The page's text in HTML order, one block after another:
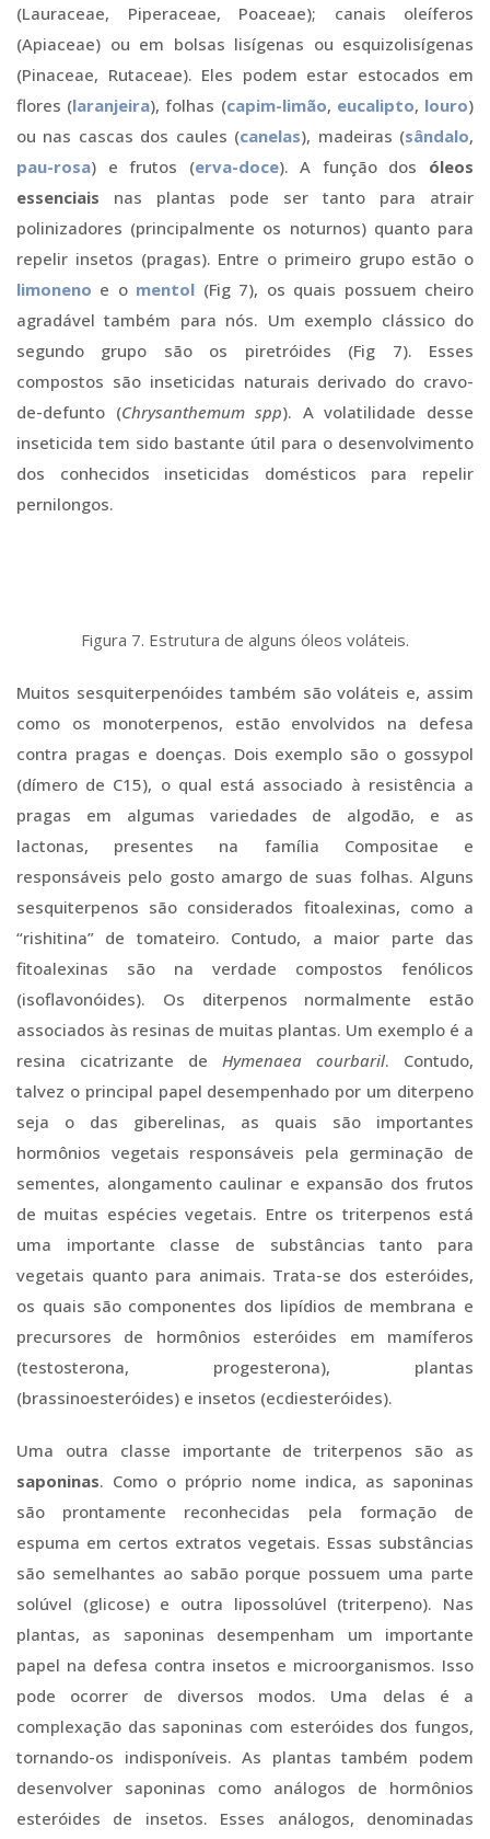
(Lauraceae, Piperaceae, Poaceae); canais oleíferos
(Apiaceae) ou em bolsas lisígenas ou esquizolisígenas
(Pinaceae, Rutaceae). Eles podem estar estocados em
flores (laranjeira), folhas (capim-limão, eucalipto, louro)
ou nas cascas dos caules (canelas), madeiras (sândalo,
pau-rosa) e frutos (erva-doce). A função dos óleos
essenciais nas plantas pode ser tanto para atrair
polinizadores (principalmente os noturnos) quanto para
repelir insetos (pragas). Entre o primeiro grupo estão o
limoneno e o mentol (Fig 7), os quais possuem cheiro
agradável também para nós. Um exemplo clássico do
segundo grupo são os piretróides (Fig 7). Esses
compostos são inseticidas naturais derivado do cravo-
de-defunto (Chrysanthemum spp). A volatilidade desse
inseticida tem sido bastante útil para o desenvolvimento
dos conhecidos inseticidas domésticos para repelir
pernilongos.
Figura 7. Estrutura de alguns óleos voláteis.
Muitos sesquiterpenóides também são voláteis e, assim
como os monoterpenos, estão envolvidos na defesa
contra pragas e doenças. Dois exemplo são o gossypol
(dímero de C15), o qual está associado à resistência a
pragas em algumas variedades de algodão, e as
lactonas, presentes na família Compositae e
responsáveis pelo gosto amargo de suas folhas. Alguns
sesquiterpenos são considerados fitoalexinas, como a
“rishitina” de tomateiro. Contudo, a maior parte das
fitoalexinas são na verdade compostos fenólicos
(isoflavonóides). Os diterpenos normalmente estão
associados às resinas de muitas plantas. Um exemplo é a
resina cicatrizante de Hymenaea courbaril. Contudo,
talvez o principal papel desempenhado por um diterpeno
seja o das giberelinas, as quais são importantes
hormônios vegetais responsáveis pela germinação de
sementes, alongamento caulinar e expansão dos frutos
de muitas espécies vegetais. Entre os triterpenos está
uma importante classe de substâncias tanto para
vegetais quanto para animais. Trata-se dos esteróides,
os quais são componentes dos lipídios de membrana e
precursores de hormônios esteróides em mamíferos
(testosterona, progesterona), plantas
(brassinoesteróides) e insetos (ecdiesteróides).
Uma outra classe importante de triterpenos são as
saponinas. Como o próprio nome indica, as saponinas
são prontamente reconhecidas pela formação de
espuma em certos extratos vegetais. Essas substâncias
são semelhantes ao sabão porque possuem uma parte
solúvel (glicose) e outra lipossolúvel (triterpeno). Nas
plantas, as saponinas desempenham um importante
papel na defesa contra insetos e microorganismos. Isso
pode ocorrer de diversos modos. Uma delas é a
complexação das saponinas com esteróides dos fungos,
tornando-os indisponíveis. As plantas também podem
desenvolver saponinas como análogos de hormônios
esteróides de insetos. Esses análogos, denominadas